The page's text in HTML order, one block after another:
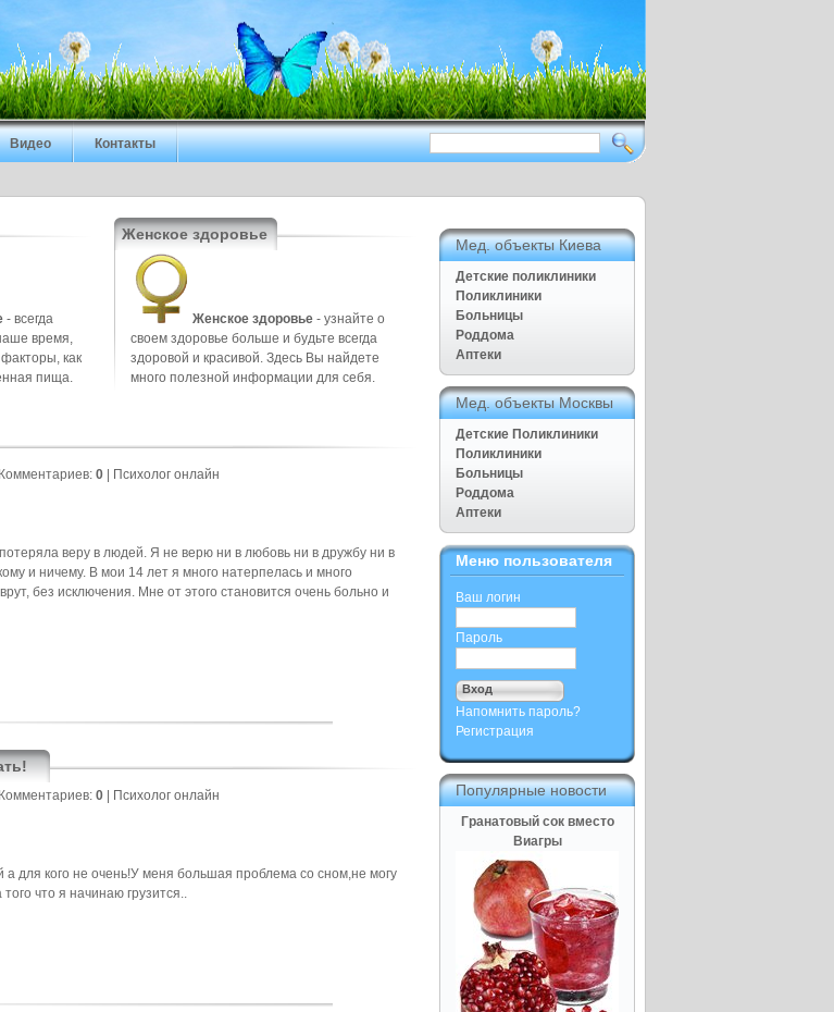
Здоровый образ жизни приежде
Нет ничего дороже чем наше
здоровье
Полезные советы для дома и
семьи, Рецепты народной
медицины
Видео Контакты
Мед. объекты Киева
Детские поликлиники
Поликлиники
Больницы
Роддома
Аптеки
Мед. объекты Москвы
Детские Поликлиники
Поликлиники
Больницы
Роддома
Аптеки
Меню пользователя
Ваш логин
Пароль
Напомнить пароль?
Регистрация
Популярные новости
Гранатовый сок вместо
Виагры
- всегда
время,
как
пища.
Женское здоровье
Женское здоровье- узнайте о
своем здоровье больше и будьте всегда
здоровой и красивой. Здесь Вы найдете
много полезной информации для себя.
Комментариев: 0 Психолог онлайн
веру в людей. Я не верю ни в любовь ни в дружбу ни в
и ничему. В мои 14 лет я много натерпелась и много
без исключения. Мне от этого становится очень больно и
Комментариев: 0 Психолог онлайн
для кого не очень!У меня большая проблема со сном,не могу
что я начинаю грузится..